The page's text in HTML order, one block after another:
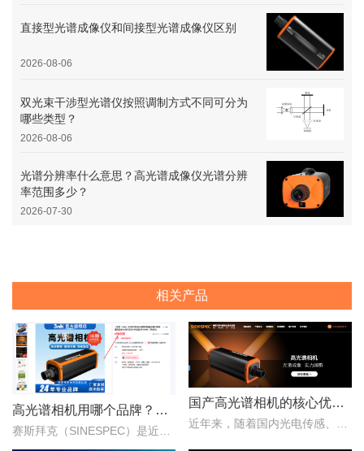
直接型光谱成像仪和间接型光谱成像仪区别
2026-08-06
双光束干涉型光谱仪按照调制方式不同可分为
哪些类型？
2026-08-06
光谱分辨率什么意思？高光谱成像仪光谱分辨
率范围多少？
2026-07-30
相关产品
高光谱相机用哪个品牌？赛斯拜克怎么样？
赛斯拜克（SINESPEC）是近年来快速崛起的国产高光谱相机代表品牌之一，其优势在于性价比、自主技术以及本土化服务。..
国产高光谱相机的核心优势：从“跟跑”到“并跑”的跨越
近年来，随着国内光电传感、光学设计、成像算法等产业链环节的持续突破，国产高光谱相机综合性能稳步提升，正在从“进口替代”走向“自主引领”。..